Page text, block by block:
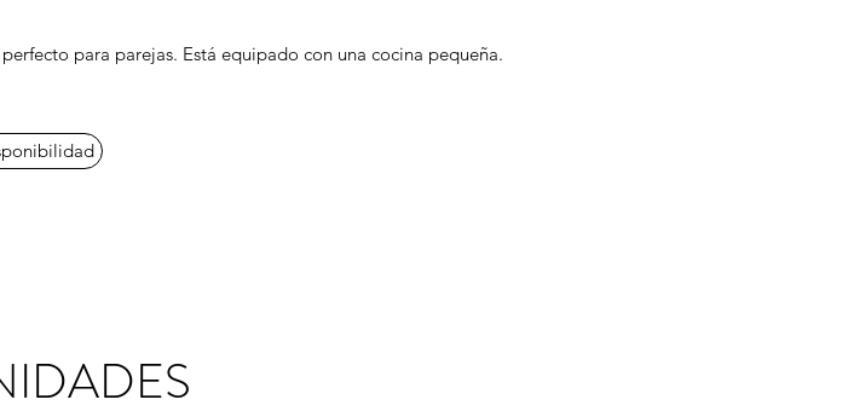
para parejas. Está equipado con una cocina pequeña.